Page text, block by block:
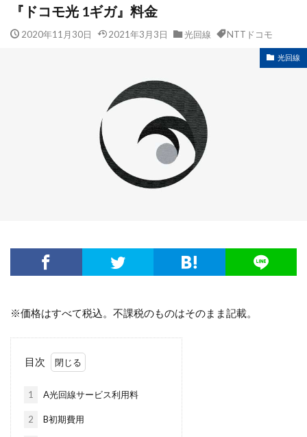
『ドコモ光 1ギガ』料金
2020年11月30日 2021年3月3日 光回線 NTTドコモ
光回線
※価格はすべて税込。不課税のものはそのまま記載。
目次
1 A光回線サービス利用料
2 B初期費用